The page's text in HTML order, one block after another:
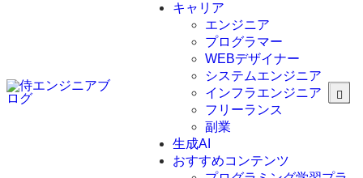
C言語
C#
VBA
Go言語
Kotlin
Java
JavaScript
Swift
キャリア
エンジニア
プログラマー
WEBデザイナー
システムエンジニア
インフラエンジニア
フリーランス
副業
生成AI
おすすめコンテンツ